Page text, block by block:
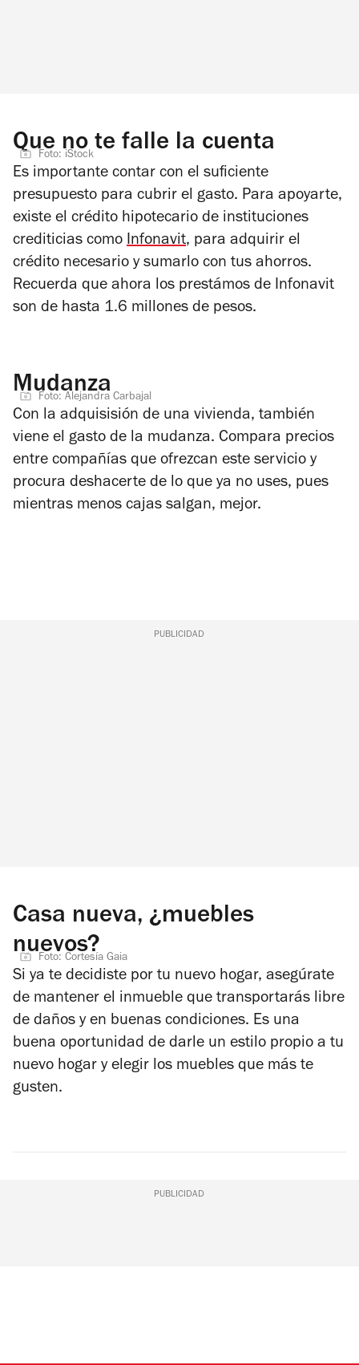
Que no te falle la cuenta
Foto: iStock
Es importante contar con el suficiente
presupuesto para cubrir el gasto. Para apoyarte,
existe el crédito hipotecario de instituciones
crediticias como Infonavit, para adquirir el
crédito necesario y sumarlo con tus ahorros.
Recuerda que ahora los prestámos de Infonavit
son de hasta 1.6 millones de pesos.
Mudanza
Foto: Alejandra Carbajal
Con la adquisisión de una vivienda, también
viene el gasto de la mudanza. Compara precios
entre compañías que ofrezcan este servicio y
procura deshacerte de lo que ya no uses, pues
mientras menos cajas salgan, mejor.
PUBLICIDAD
Casa nueva, ¿muebles
nuevos?
Foto: Cortesía Gaia
Si ya te decidiste por tu nuevo hogar, asegúrate
de mantener el inmueble que transportarás libre
de daños y en buenas condiciones. Es una
buena oportunidad de darle un estilo propio a tu
nuevo hogar y elegir los muebles que más te
gusten.
PUBLICIDAD